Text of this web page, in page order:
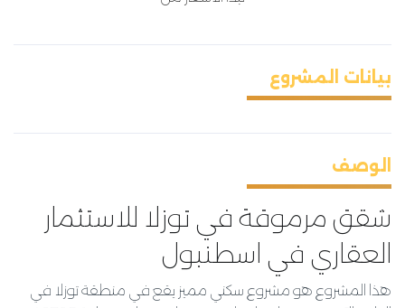
بيانات المشروع
الوصف
شقق مرموقة في توزلا للاستثمار
العقاري في اسطنبول
هذا المشروع هو مشروع سكني مميز يقع في منطقة توزلا في